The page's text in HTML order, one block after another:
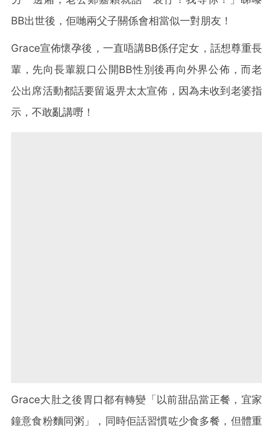
BB出世後，佢哋兩父子關係會相當似一對朋友！
Grace宣佈懷孕後，一直唔講BB係仔定女，話想尊重長
輩，先向長輩親口公開BB性別後再向外界公佈，而老
公出席活動都話要留返畀太太宣佈，因為未收到老婆指
示，不敢亂講嘢！
Grace大肚之後胃口都有轉變「以前甜品當正餐，宜家
鐘意食粉麵同粥」，同時佢話習慣咗少食多餐，但體重